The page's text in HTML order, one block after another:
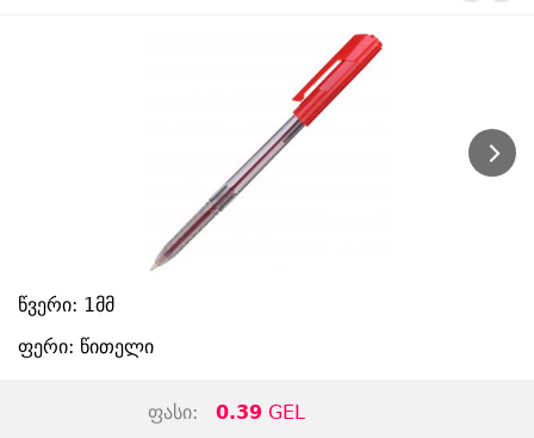
წვერი: 1მმ
ფერი: წითელი
ფასი: 0.39 GEL